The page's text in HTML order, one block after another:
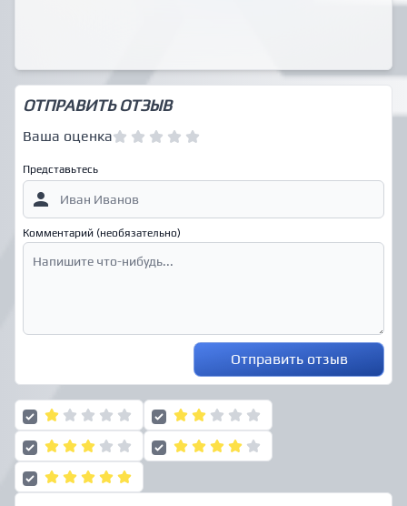
ОТПРАВИТЬ ОТЗЫВ
Ваша оценка
Представьтесь
Комментарий (необязательно)
Отправить отзыв